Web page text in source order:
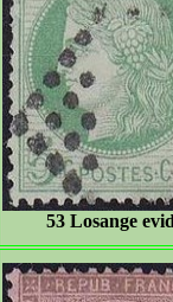
53 Losange